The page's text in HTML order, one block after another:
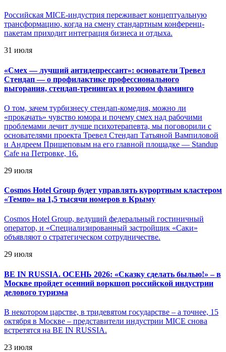
Российская MICE-индустрия переживает концептуальную
трансформацию, когда на смену стандартным конференц-
пакетам приходит интеграция бизнеса и отдыха.
31 июля
«Смех — лучший антидепрессант»: основатели Тревел
Стендап — о профилактике профессионального
выгорания, стендап-тренингах и розовом фламинго
О том, зачем турбизнесу стендап-комедия, можно ли
«прокачать» чувство юмора и почему смех над рабочими
проблемами лечит лучше психотерапевта, мы поговорили с
основателями проекта Тревел Стендап Татьяной Вампиловой
и Андреем Прищеповым на его главной площадке — Standup
Cafe на Петровке, 16.
29 июля
Cosmos Hotel Group будет управлять курортным кластером
«Темпо» на 1,5 тысячи номеров в Крыму
Cosmos Hotel Group, ведущий федеральный гостиничный
оператор, и «Специализированный застройщик «Саки»
объявляют о стратегическом сотрудничестве.
29 июля
BE IN RUSSIA. ОСЕНЬ 2026: «Сказку сделать былью!» – в
Москве пройдет осенний воркшоп российской индустрии
делового туризма
В некотором царстве, в тридевятом государстве – а точнее, 15
октября в Москве – представители индустрии MICE снова
встретятся на BE IN RUSSIA.
23 июля